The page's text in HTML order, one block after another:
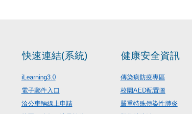
快速連結(系統)
iLearning3.0
電子郵件入口
洽公車輛線上申請
健康安全資訊
傳染病防疫專區
校園AED配置圖
嚴重特殊傳染性肺炎